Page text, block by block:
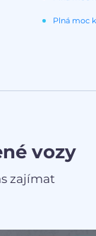
Plná moc
vozy
zajímat